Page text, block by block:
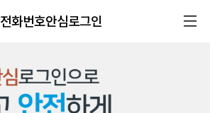
전화번호안심로그인